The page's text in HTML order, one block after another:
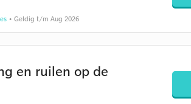
• Geldig t/m Aug 2026
en ruilen op de